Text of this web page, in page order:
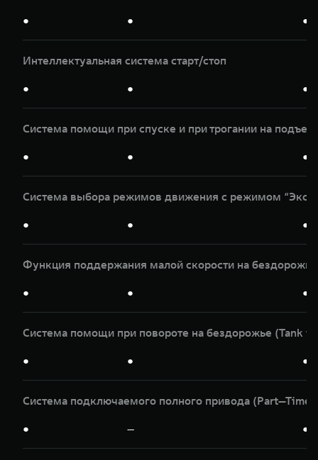
● ● ●
Интеллектуальная система старт/стоп
● ● ●
Система помощи при спуске и при трогании на
● ● ●
Система выбора режимов движения с режимом
● ● ●
Функция поддержания малой скорости на
● ● ●
Система помощи при повороте на бездорожье (Tank
● ● ●
Система подключаемого полного привода (Part—Time)
● — ●